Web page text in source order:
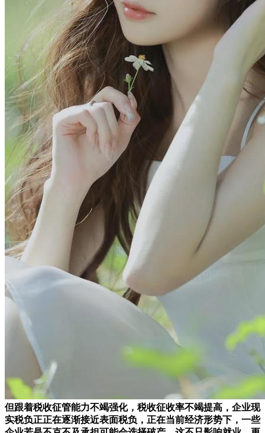
但跟着税收征管能力不竭强化，税收征收率不竭提高，企业现
实税负正正在逐渐接近表面税负，正在当前经济形势下，一些